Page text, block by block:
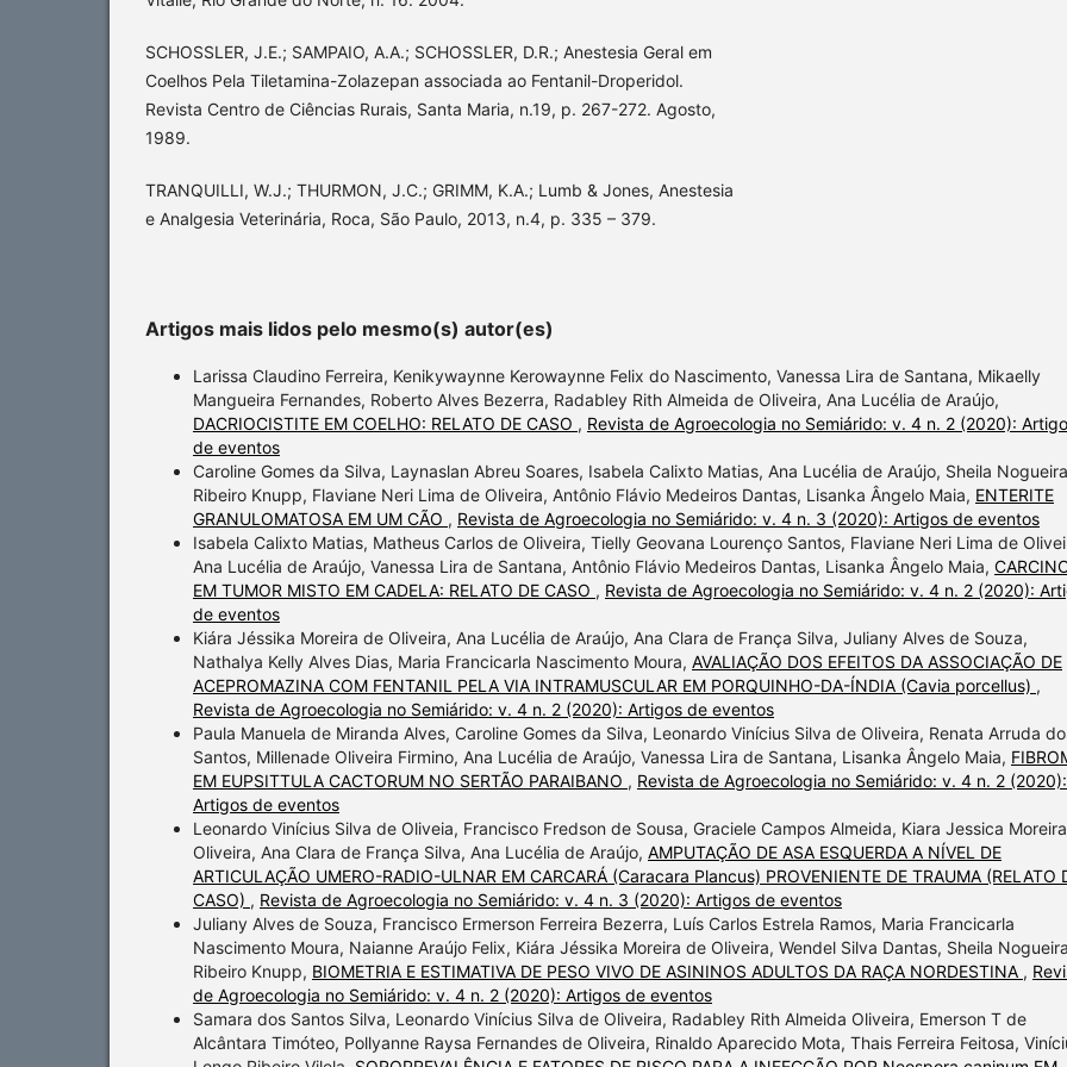
SCHOSSLER, J.E.; SAMPAIO, A.A.; SCHOSSLER, D.R.; Anestesia Geral em
Coelhos Pela Tiletamina-Zolazepan associada ao Fentanil-Droperidol.
Revista Centro de Ciências Rurais, Santa Maria, n.19, p. 267-272. Agosto,
1989.
TRANQUILLI, W.J.; THURMON, J.C.; GRIMM, K.A.; Lumb & Jones, Anestesia
e Analgesia Veterinária, Roca, São Paulo, 2013, n.4, p. 335 – 379.
Artigos mais lidos pelo mesmo(s) autor(es)
Larissa Claudino Ferreira, Kenikywaynne Kerowaynne Felix do Nascimento, Vanessa Lira de Santana, Mikaelly
Mangueira Fernandes, Roberto Alves Bezerra, Radabley Rith Almeida de Oliveira, Ana Lucélia de Araújo,
DACRIOCISTITE EM COELHO: RELATO DE CASO , Revista de Agroecologia no Semiárido: v. 4 n. 2 (2020):
de eventos
Caroline Gomes da Silva, Laynaslan Abreu Soares, Isabela Calixto Matias, Ana Lucélia de Araújo, Sheila Nogueira
Ribeiro Knupp, Flaviane Neri Lima de Oliveira, Antônio Flávio Medeiros Dantas, Lisanka Ângelo Maia, ENTERITE
GRANULOMATOSA EM UM CÃO , Revista de Agroecologia no Semiárido: v. 4 n. 3 (2020): Artigos de eventos
Isabela Calixto Matias, Matheus Carlos de Oliveira, Tielly Geovana Lourenço Santos, Flaviane Neri Lima de
Ana Lucélia de Araújo, Vanessa Lira de Santana, Antônio Flávio Medeiros Dantas, Lisanka Ângelo Maia,
EM TUMOR MISTO EM CADELA: RELATO DE CASO , Revista de Agroecologia no Semiárido: v. 4 n. 2 (2020):
de eventos
Kiára Jéssika Moreira de Oliveira, Ana Lucélia de Araújo, Ana Clara de França Silva, Juliany Alves de Souza,
Nathalya Kelly Alves Dias, Maria Francicarla Nascimento Moura, AVALIAÇÃO DOS EFEITOS DA ASSOCIAÇÃO DE
ACEPROMAZINA COM FENTANIL PELA VIA INTRAMUSCULAR EM PORQUINHO-DA-ÍNDIA (Cavia porcellus) ,
Revista de Agroecologia no Semiárido: v. 4 n. 2 (2020): Artigos de eventos
Paula Manuela de Miranda Alves, Caroline Gomes da Silva, Leonardo Vinícius Silva de Oliveira, Renata Arruda
Santos, Millenade Oliveira Firmino, Ana Lucélia de Araújo, Vanessa Lira de Santana, Lisanka Ângelo Maia,
EM EUPSITTULA CACTORUM NO SERTÃO PARAIBANO , Revista de Agroecologia no Semiárido: v. 4 n. 2 (2020):
Artigos de eventos
Leonardo Vinícius Silva de Oliveia, Francisco Fredson de Sousa, Graciele Campos Almeida, Kiara Jessica
Oliveira, Ana Clara de França Silva, Ana Lucélia de Araújo, AMPUTAÇÃO DE ASA ESQUERDA A NÍVEL DE
ARTICULAÇÃO UMERO-RADIO-ULNAR EM CARCARÁ (Caracara Plancus) PROVENIENTE DE TRAUMA (RELATO
CASO) , Revista de Agroecologia no Semiárido: v. 4 n. 3 (2020): Artigos de eventos
Juliany Alves de Souza, Francisco Ermerson Ferreira Bezerra, Luís Carlos Estrela Ramos, Maria Francicarla
Nascimento Moura, Naianne Araújo Felix, Kiára Jéssika Moreira de Oliveira, Wendel Silva Dantas, Sheila
Ribeiro Knupp, BIOMETRIA E ESTIMATIVA DE PESO VIVO DE ASININOS ADULTOS DA RAÇA NORDESTINA ,
de Agroecologia no Semiárido: v. 4 n. 2 (2020): Artigos de eventos
Samara dos Santos Silva, Leonardo Vinícius Silva de Oliveira, Radabley Rith Almeida Oliveira, Emerson T de
Alcântara Timóteo, Pollyanne Raysa Fernandes de Oliveira, Rinaldo Aparecido Mota, Thais Ferreira Feitosa,